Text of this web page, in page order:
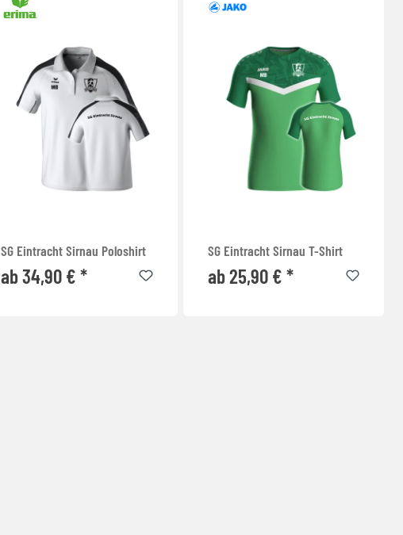
SG Eintracht Sirnau Poloshirt
ab 34,90 € *
SG Eintracht Sirnau T-Shirt
ab 25,90 € *